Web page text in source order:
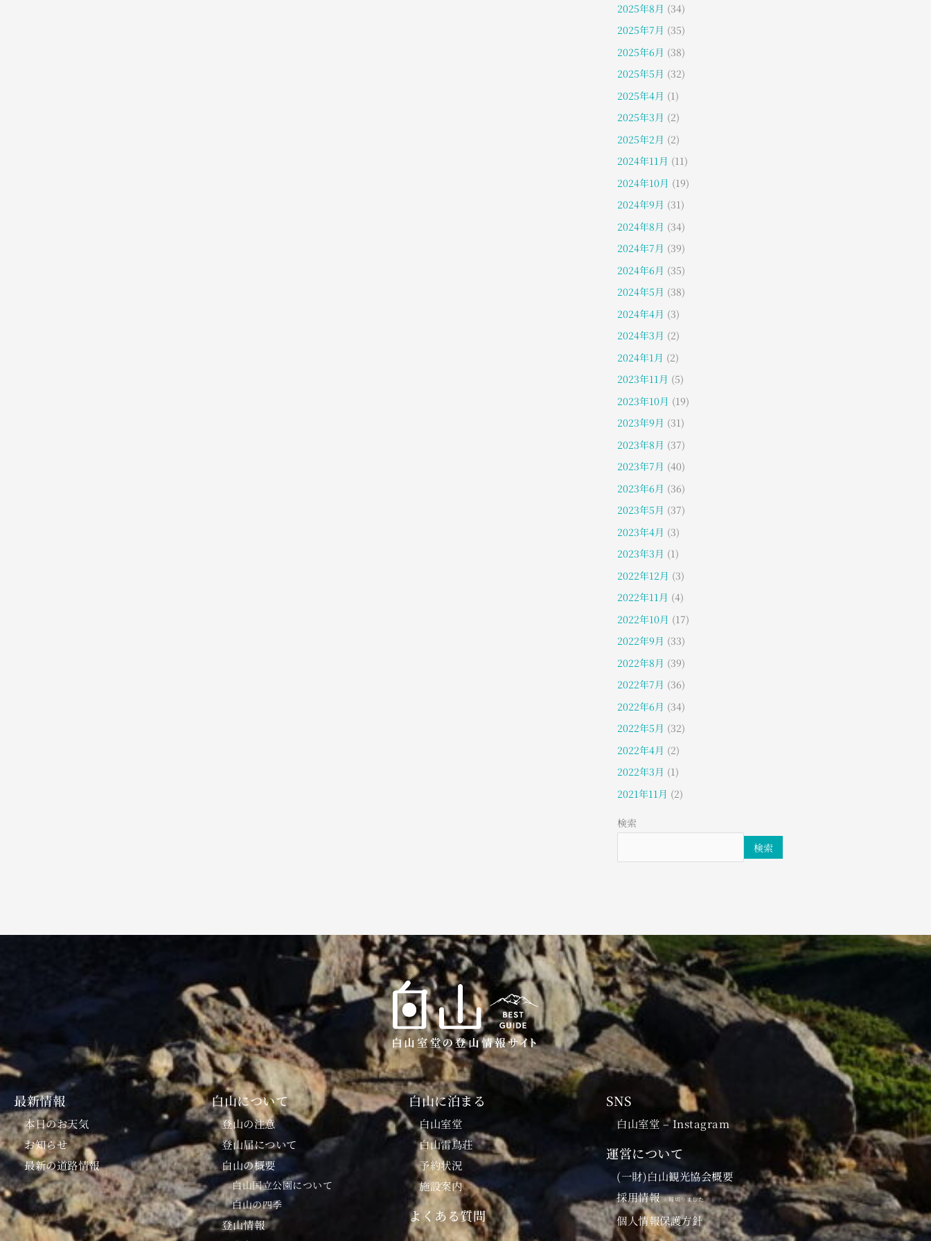
2025年8月 (34)
2025年7月 (35)
2025年6月 (38)
2025年5月 (32)
2025年4月 (1)
2025年3月 (2)
2025年2月 (2)
2024年11月 (11)
2024年10月 (19)
2024年9月 (31)
2024年8月 (34)
2024年7月 (39)
2024年6月 (35)
2024年5月 (38)
2024年4月 (3)
2024年3月 (2)
2024年1月 (2)
2023年11月 (5)
2023年10月 (19)
2023年9月 (31)
2023年8月 (37)
2023年7月 (40)
2023年6月 (36)
2023年5月 (37)
2023年4月 (3)
2023年3月 (1)
2022年12月 (3)
2022年11月 (4)
2022年10月 (17)
2022年9月 (33)
2022年8月 (39)
2022年7月 (36)
2022年6月 (34)
2022年5月 (32)
2022年4月 (2)
2022年3月 (1)
2021年11月 (2)
検索
検索
最新情報
本日のお天気
お知らせ
最新の道路情報
白山について
登山の注意
登山届について
白山の概要
白山国立公園について
白山の四季
登山情報
白山に泊まる
白山室堂
白山雷鳥荘
予約状況
施設案内
よくある質問
SNS
白山室堂 – Instagram
運営について
(一財)白山観光協会概要
採用情報※締切りました
個人情報保護方針